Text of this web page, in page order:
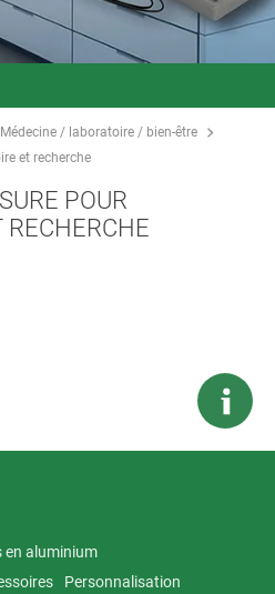
Médecine / laboratoire / bien-être
et recherche
POUR
RECHERCHE
en aluminium
Personnalisation